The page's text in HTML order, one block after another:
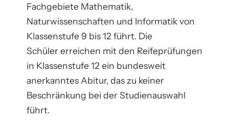
Fachgebiete Mathematik,
Naturwissenschaften und Informatik von
Klassenstufe 9 bis 12 führt. Die
Schüler erreichen mit den Reifeprüfungen
in Klassenstufe 12 ein bundesweit
anerkanntes Abitur, das zu keiner
Beschränkung bei der Studienauswahl
führt.